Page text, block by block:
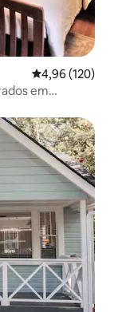
4,96 de uma
4,96 (120)
em